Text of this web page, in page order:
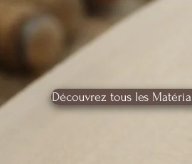
Découvrez tous les